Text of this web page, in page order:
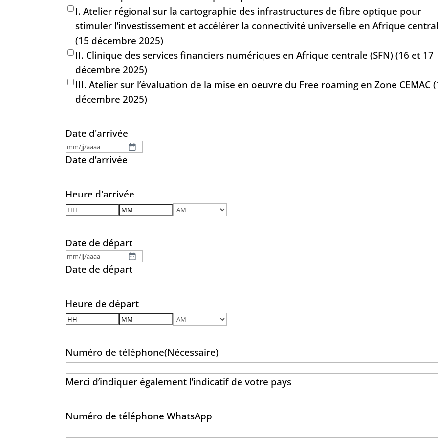
I. Atelier régional sur la cartographie des infrastructures de fibre optique pour
stimuler l’investissement et accélérer la connectivité universelle en Afrique
(15 décembre 2025)
II. Clinique des services financiers numériques en Afrique centrale (SFN) (16 et 17
décembre 2025)
III. Atelier sur l’évaluation de la mise en oeuvre du Free roaming en Zone CEMAC
décembre 2025)
Date d'arrivée
MM
slash
AAAA
Date d’arrivée
Heure d'arrivée
Heures
Minutes
Date de départ
MM
slash
AAAA
Date de départ
Heure de départ
Heures
Minutes
Numéro de téléphone(Nécessaire)
Merci d’indiquer également l’indicatif de votre pays
Numéro de téléphone WhatsApp